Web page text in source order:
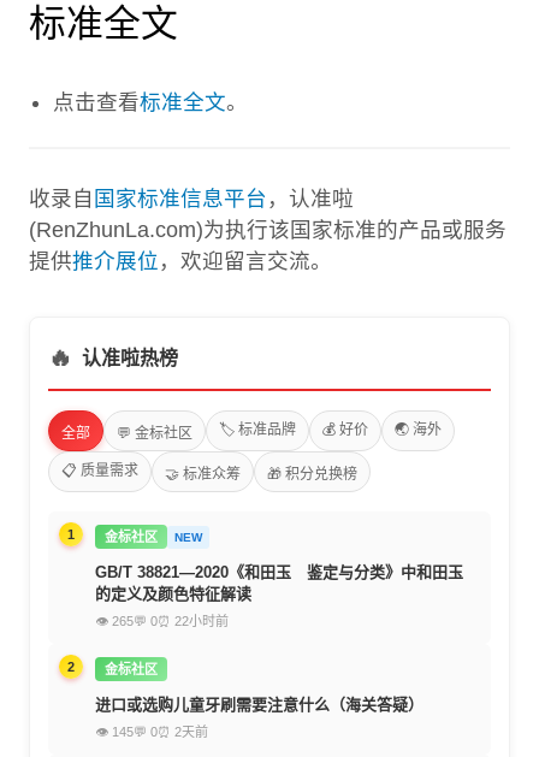
标准全文
点击查看标准全文。
收录自 国家标准信息平台 ，认准啦
(RenZhunLa.com)为执行该国家标准的产品或服务
提供推介展位 ，欢迎留言交流。
🔥 认准啦热榜
全部 💬 金标社区 🏷️ 标准品牌 💰 好价 🌏 海外
📋 质量需求 🤝 标准众筹 🎁 积分兑换榜
1 金标社区 NEW
GB/T 38821—2020《和田玉 鉴定与分类》中和田玉
的定义及颜色特征解读
👁 265💬 0⏰ 22小时前
2 金标社区
进口或选购儿童牙刷需要注意什么（海关答疑）
👁 145💬 0⏰ 2天前